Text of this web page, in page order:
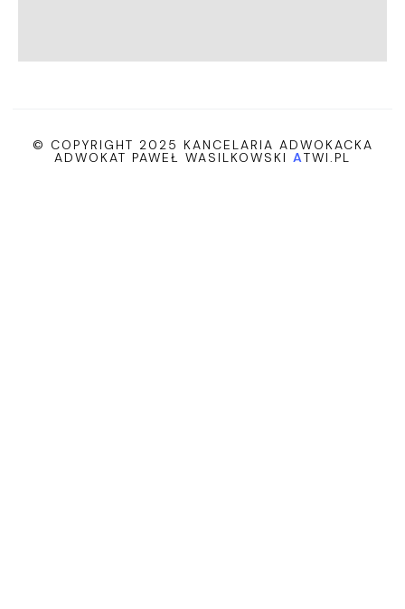
© COPYRIGHT 2025 KANCELARIA ADWOKACKA
ADWOKAT PAWEŁ WASILKOWSKI ATWI.PL